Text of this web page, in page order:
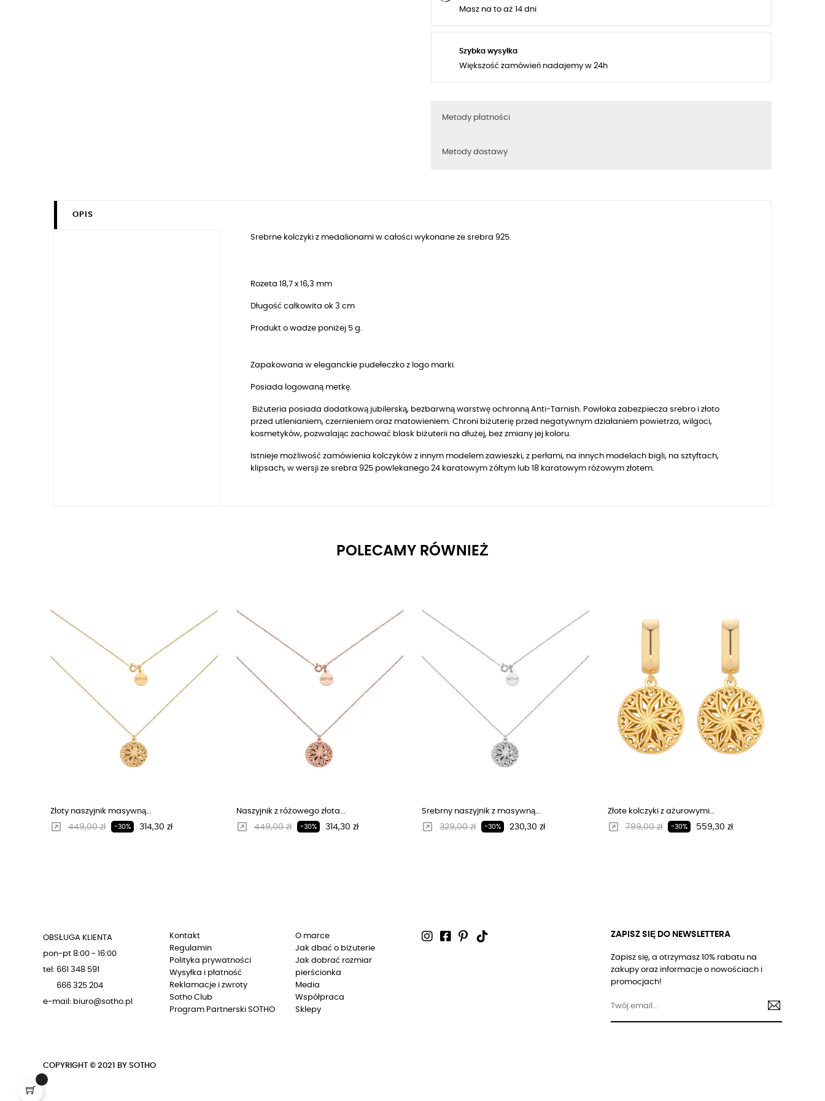
Masz na to aż 14 dni
Szybka wysyłka
Większość zamówień nadajemy w 24h
Metody płatności
Metody dostawy
OPIS
Srebrne kolczyki z medalionami w całości wykonane ze srebra 925.
Rozeta 18,7 x 16,3 mm
Długość całkowita ok 3 cm
Produkt o wadze poniżej 5 g.
Zapakowana w eleganckie pudełeczko z logo marki.
Posiada logowaną metkę.
Biżuteria posiada dodatkową jubilerską, bezbarwną warstwę ochronną Anti-Tarnish. Powłoka zabezpiecza srebro i złoto
przed utlenianiem, czernieniem oraz matowieniem. Chroni biżuterię przed negatywnym działaniem powietrza, wilgoci,
kosmetyków, pozwalając zachować blask biżuterii na dłużej, bez zmiany jej koloru.
Istnieje możliwość zamówienia kolczyków z innym modelem zawieszki, z perłami, na innych modelach bigli, na sztyftach,
klipsach, w wersji ze srebra 925 powlekanego 24 karatowym żółtym lub 18 karatowym różowym złotem.
POLECAMY RÓWNIEŻ
Złoty naszyjnik masywną...
Regularna cena
449,00 zł -30% Cena
314,30 zł
Naszyjnik z różowego złota...
Regularna cena
449,00 zł -30% Cena
314,30 zł
Srebrny naszyjnik z masywną...
Regularna cena
329,00 zł -30% Cena
230,30 zł
Złote kolczyki z ażurowymi...
Regularna cena
799,00 zł -30% Cena
559,30 zł
OBSŁUGA KLIENTA
pon-pt 8:00 - 16:00
tel: 661 348 591
666 325 204
e-mail: biuro@sotho.pl
Kontakt
Regulamin
Polityka prywatności
Wysyłka i płatność
Reklamacje i zwroty
Sotho Club
Program Partnerski SOTHO
O marce
Jak dbać o biżuterie
Jak dobrać rozmiar
pierścionka
Media
Współpraca
Sklepy
ZAPISZ SIĘ DO NEWSLETTERA
Zapisz się, a otrzymasz 10% rabatu na
zakupy oraz informacje o nowościach i
promocjach!
COPYRIGHT © 2021 BY SOTHO